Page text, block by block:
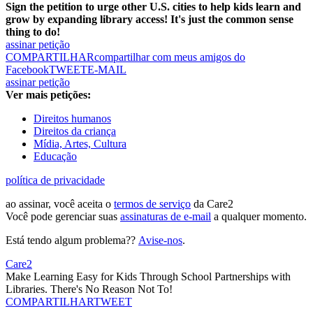
Sign the petition to urge other U.S. cities to help kids learn and
grow by expanding library access! It's just the common sense
thing to do!
assinar petição
COMPARTILHARcompartilhar com meus amigos do
FacebookTWEETE-MAIL
assinar petição
Ver mais petições:
Direitos humanos
Direitos da criança
Mídia, Artes, Cultura
Educação
política de privacidade
ao assinar, você aceita o termos de serviço da Care2
Você pode gerenciar suas assinaturas de e-mail a qualquer momento.
Está tendo algum problema?? Avise-nos.
Care2
Make Learning Easy for Kids Through School Partnerships with
Libraries. There's No Reason Not To!
COMPARTILHARTWEET